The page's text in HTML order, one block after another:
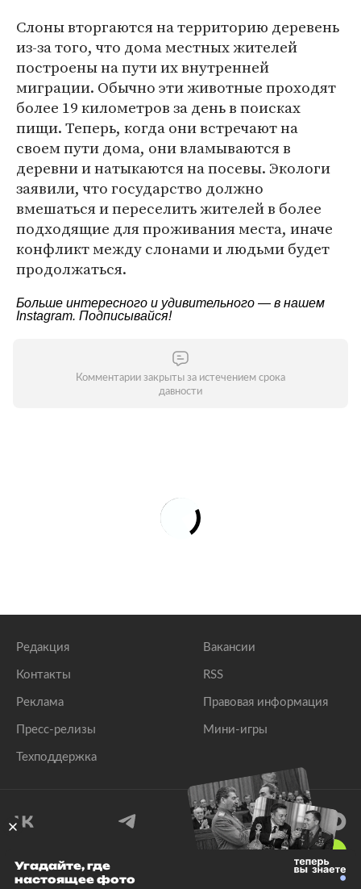
Слоны вторгаются на территорию деревень
из-за того, что дома местных жителей
построены на пути их внутренней
миграции. Обычно эти животные проходят
более 19 километров за день в поисках
пищи. Теперь, когда они встречают на
своем пути дома, они вламываются в
деревни и натыкаются на посевы. Экологи
заявили, что государство должно
вмешаться и переселить жителей в более
подходящие для проживания места, иначе
конфликт между слонами и людьми будет
продолжаться.
Больше интересного и удивительного — в нашем
Instagram. Подписывайся!
Комментарии закрыты за истечением срока
давности
Редакция
Контакты
Реклама
Пресс-релизы
Техподдержка
Вакансии
RSS
Правовая информация
Мини-игры
© 1999–2026 Все права защищены.
Угадайте, где
настоящее фото